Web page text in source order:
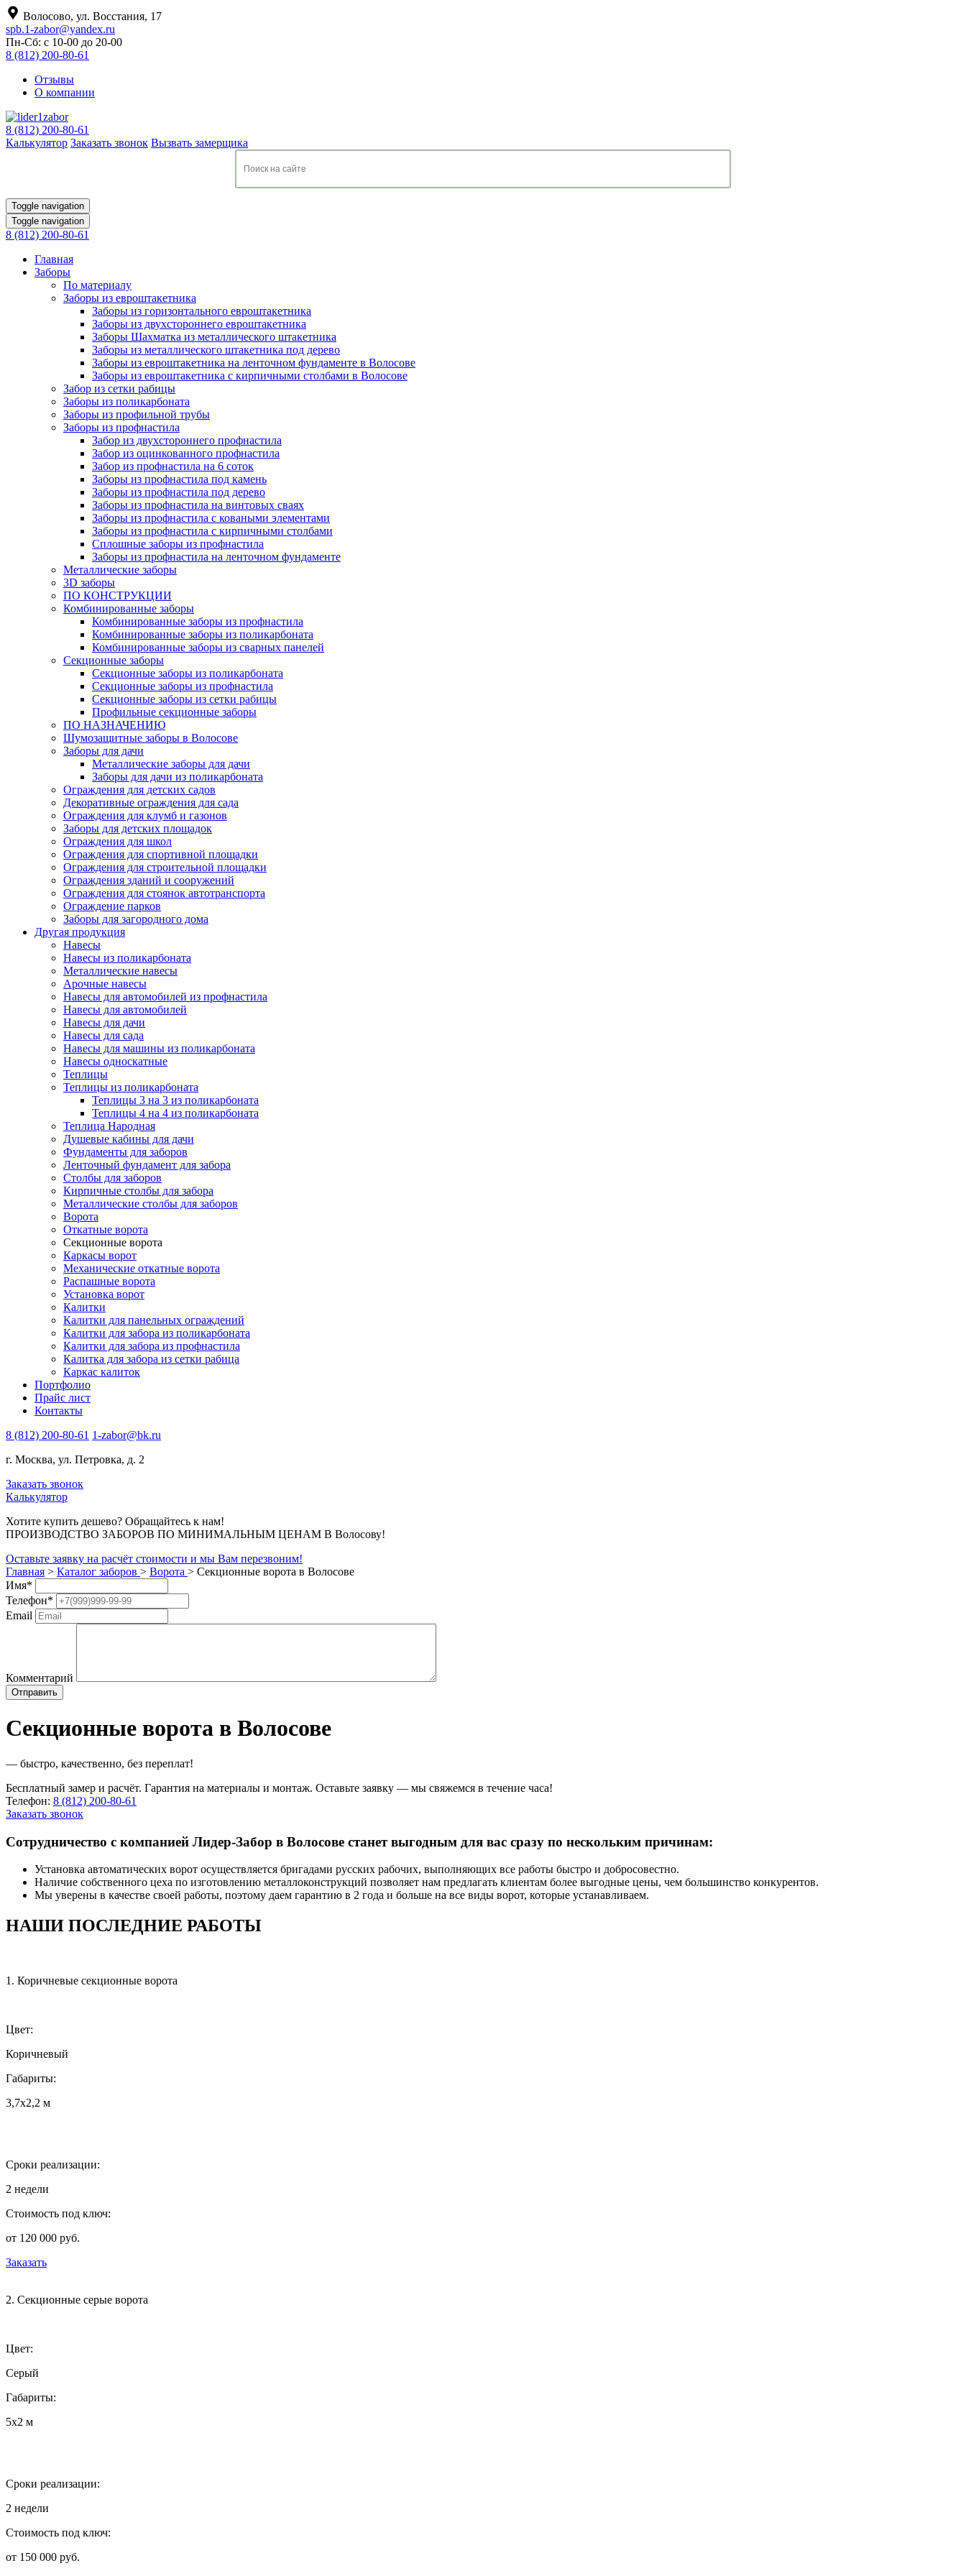
Волосово, ул. Восстания, 17
spb.1-zabor@yandex.ru
Пн-Сб: с 10-00 до 20-00
8 (812) 200-80-61
Отзывы
О компании
8 (812) 200-80-61
Калькулятор Заказать звонок Вызвать замерщика
Toggle navigation
Toggle navigation
8 (812) 200-80-61
Главная
Заборы
По материалу
Заборы из евроштакетника
Заборы из горизонтального евроштакетника
Заборы из двухстороннего евроштакетника
Заборы Шахматка из металлического штакетника
Заборы из металлического штакетника под дерево
Заборы из евроштакетника на ленточном фундаменте в Волосове
Заборы из евроштакетника с кирпичными столбами в Волосове
Забор из сетки рабицы
Заборы из поликарбоната
Заборы из профильной трубы
Заборы из профнастила
Забор из двухстороннего профнастила
Забор из оцинкованного профнастила
Забор из профнастила на 6 соток
Заборы из профнастила под камень
Заборы из профнастила под дерево
Заборы из профнастила на винтовых сваях
Заборы из профнастила с коваными элементами
Заборы из профнастила с кирпичными столбами
Сплошные заборы из профнастила
Заборы из профнастила на ленточном фундаменте
Металлические заборы
3D заборы
ПО КОНСТРУКЦИИ
Комбинированные заборы
Комбинированные заборы из профнастила
Комбинированные заборы из поликарбоната
Комбинированные заборы из сварных панелей
Секционные заборы
Секционные заборы из поликарбоната
Секционные заборы из профнастила
Секционные заборы из сетки рабицы
Профильные секционные заборы
ПО НАЗНАЧЕНИЮ
Шумозащитные заборы в Волосове
Заборы для дачи
Металлические заборы для дачи
Заборы для дачи из поликарбоната
Ограждения для детских садов
Декоративные ограждения для сада
Ограждения для клумб и газонов
Заборы для детских площадок
Ограждения для школ
Ограждения для спортивной площадки
Ограждения для строительной площадки
Ограждения зданий и сооружений
Ограждения для стоянок автотранспорта
Ограждение парков
Заборы для загородного дома
Другая продукция
Навесы
Навесы из поликарбоната
Металлические навесы
Арочные навесы
Навесы для автомобилей из профнастила
Навесы для автомобилей
Навесы для дачи
Навесы для сада
Навесы для машины из поликарбоната
Навесы односкатные
Теплицы
Теплицы из поликарбоната
Теплицы 3 на 3 из поликарбоната
Теплицы 4 на 4 из поликарбоната
Теплица Народная
Душевые кабины для дачи
Фундаменты для заборов
Ленточный фундамент для забора
Столбы для заборов
Кирпичные столбы для забора
Металлические столбы для заборов
Ворота
Откатные ворота
Секционные ворота
Каркасы ворот
Механические откатные ворота
Распашные ворота
Установка ворот
Калитки
Калитки для панельных ограждений
Калитки для забора из поликарбоната
Калитки для забора из профнастила
Калитка для забора из сетки рабица
Каркас калиток
Портфолио
Прайс лист
Контакты
8 (812) 200-80-61 1-zabor@bk.ru
г. Москва, ул. Петровка, д. 2
Заказать звонок
Калькулятор
Хотите купить дешево? Обращайтесь к нам!
ПРОИЗВОДСТВО ЗАБОРОВ ПО МИНИМАЛЬНЫМ ЦЕНАМ В Волосову!
Оставьте заявку на расчёт стоимости и мы Вам перезвоним!
Главная > Каталог заборов > Ворота > Секционные ворота в Волосове
Имя*
Телефон*
Email
Комментарий
Секционные ворота в Волосове
— быстро, качественно, без переплат!
Бесплатный замер и расчёт. Гарантия на материалы и монтаж. Оставьте заявку — мы свяжемся в течение часа!
Телефон: 8 (812) 200-80-61
Заказать звонок
Сотрудничество с компанией Лидер-Забор в Волосове станет выгодным для вас сразу по нескольким причинам:
Установка автоматических ворот осуществляется бригадами русских рабочих, выполняющих все работы быстро и добросовестно.
Наличие собственного цеха по изготовлению металлоконструкций позволяет нам предлагать клиентам более выгодные цены, чем большинство конкурентов.
Мы уверены в качестве своей работы, поэтому даем гарантию в 2 года и больше на все виды ворот, которые устанавливаем.
НАШИ ПОСЛЕДНИЕ РАБОТЫ
1. Коричневые секционные ворота
Цвет:
Коричневый
Габариты:
3,7х2,2 м
Сроки реализации:
2 недели
Стоимость под ключ:
от 120 000 руб.
Заказать
2. Секционные серые ворота
Цвет:
Серый
Габариты:
5х2 м
Сроки реализации:
2 недели
Стоимость под ключ:
от 150 000 руб.